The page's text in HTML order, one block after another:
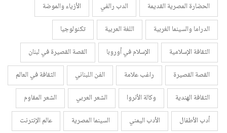
الحضارة المصرية القديمة
الدب رالفي
الأزياء والموضة
الدراما والسينما الغربية
اللغة العربية
تكنولوجيا
الثقافة الإسلامية
الإسلام في أوروبا
القصة القصيرة في لبنان
القصة القصيرة
راغب علامة الفن اللبناني
الثقافة في العالم
الثقافة الهندية
وكالة الأنروا الشعر العربي
الشعر المقاوم
أدب الأطفال
الأدب اليمني السينما المصرية
عالم الإنترنت